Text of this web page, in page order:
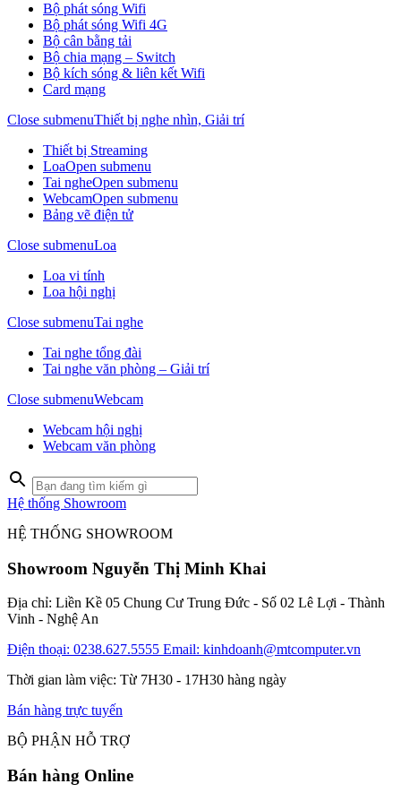
Bộ phát sóng Wifi
Bộ phát sóng Wifi 4G
Bộ cân bằng tải
Bộ chia mạng – Switch
Bộ kích sóng & liên kết Wifi
Card mạng
Close submenuThiết bị nghe nhìn, Giải trí
Thiết bị Streaming
LoaOpen submenu
Tai ngheOpen submenu
WebcamOpen submenu
Bảng vẽ điện tử
Close submenuLoa
Loa vi tính
Loa hội nghị
Close submenuTai nghe
Tai nghe tổng đài
Tai nghe văn phòng – Giải trí
Close submenuWebcam
Webcam hội nghị
Webcam văn phòng
Hệ thống Showroom
HỆ THỐNG SHOWROOM
Showroom Nguyễn Thị Minh Khai
Địa chỉ: Liền Kề 05 Chung Cư Trung Đức - Số 02 Lê Lợi - Thành
Vinh - Nghệ An
Điện thoại: 0238.627.5555 Email: kinhdoanh@mtcomputer.vn
Thời gian làm việc: Từ 7H30 - 17H30 hàng ngày
Bán hàng trực tuyến
BỘ PHẬN HỖ TRỢ
Bán hàng Online